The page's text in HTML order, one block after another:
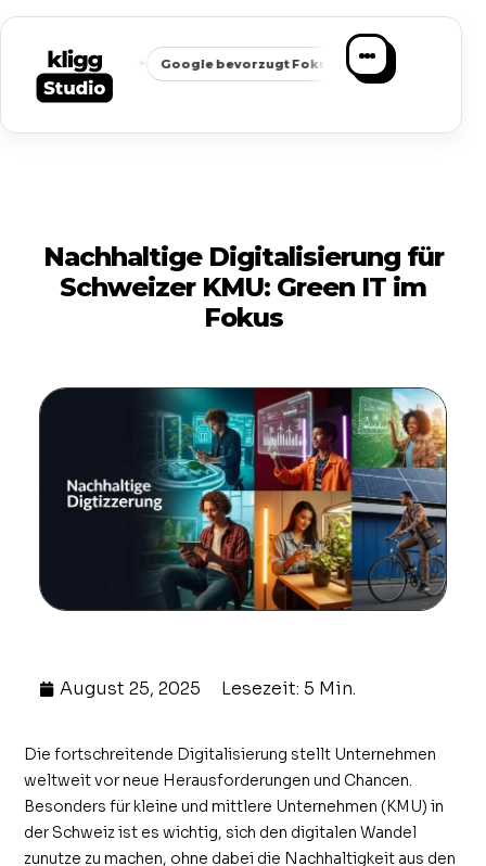
✦ Google bevorzugt Fokus ✦ Passende Anfragen
Nachhaltige Digitalisierung für
Schweizer KMU: Green IT im
Fokus
August 25, 2025 Lesezeit: 5 Min.
Die fortschreitende Digitalisierung stellt Unternehmen
weltweit vor neue Herausforderungen und Chancen.
Besonders für kleine und mittlere Unternehmen (KMU) in
der Schweiz ist es wichtig, sich den digitalen Wandel
zunutze zu machen, ohne dabei die Nachhaltigkeit aus den